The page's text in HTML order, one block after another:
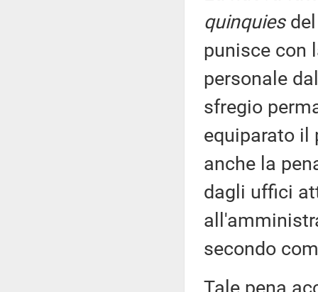
quinquies
punisce con
personale
sfregio
equiparato il
anche la
dagli uffici
secondo